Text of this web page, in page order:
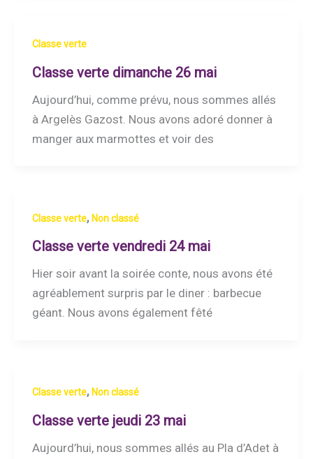
Classe verte
Classe verte dimanche 26 mai
Aujourd’hui, comme prévu, nous sommes allés
à Argelès Gazost. Nous avons adoré donner à
manger aux marmottes et voir des
Classe verte, Non classé
Classe verte vendredi 24 mai
Hier soir avant la soirée conte, nous avons été
agréablement surpris par le diner : barbecue
géant. Nous avons également fêté
Classe verte, Non classé
Classe verte jeudi 23 mai
Aujourd’hui, nous sommes allés au Pla d’Adet à